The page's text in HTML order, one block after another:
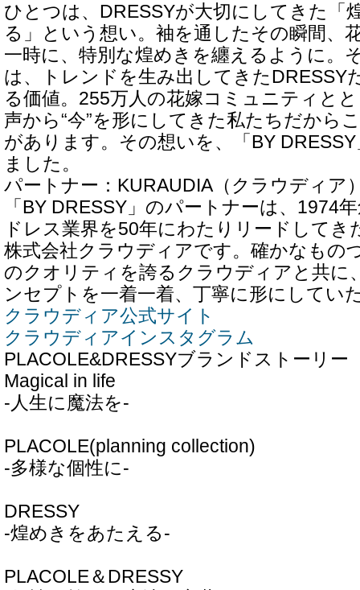
ひとつは、DRESSYが大切にしてきた「
る」という想い。袖を通したその瞬間、
一時に、特別な煌めきを纏えるように。
は、トレンドを生み出してきたDRESSY
る価値。255万人の花嫁コミュニティと
声から“今”を形にしてきた私たちだから
があります。その想いを、「BY
ました。
パートナー：KURAUDIA（クラウディア
「BY DRESSY」のパートナーは、1974
ドレス業界を50年にわたりリードしてき
株式会社クラウディアです。確かなもの
のクオリティを誇るクラウディアと共に
ンセプトを一着一着、丁寧に形にしてい
クラウディア公式サイト
クラウディアインスタグラム
PLACOLE&DRESSYブランドストーリー
Magical in life
-人生に魔法を-
PLACOLE(planning collection)
-多様な個性に-
DRESSY
-煌めきをあたえる-
PLACOLE＆DRESSY